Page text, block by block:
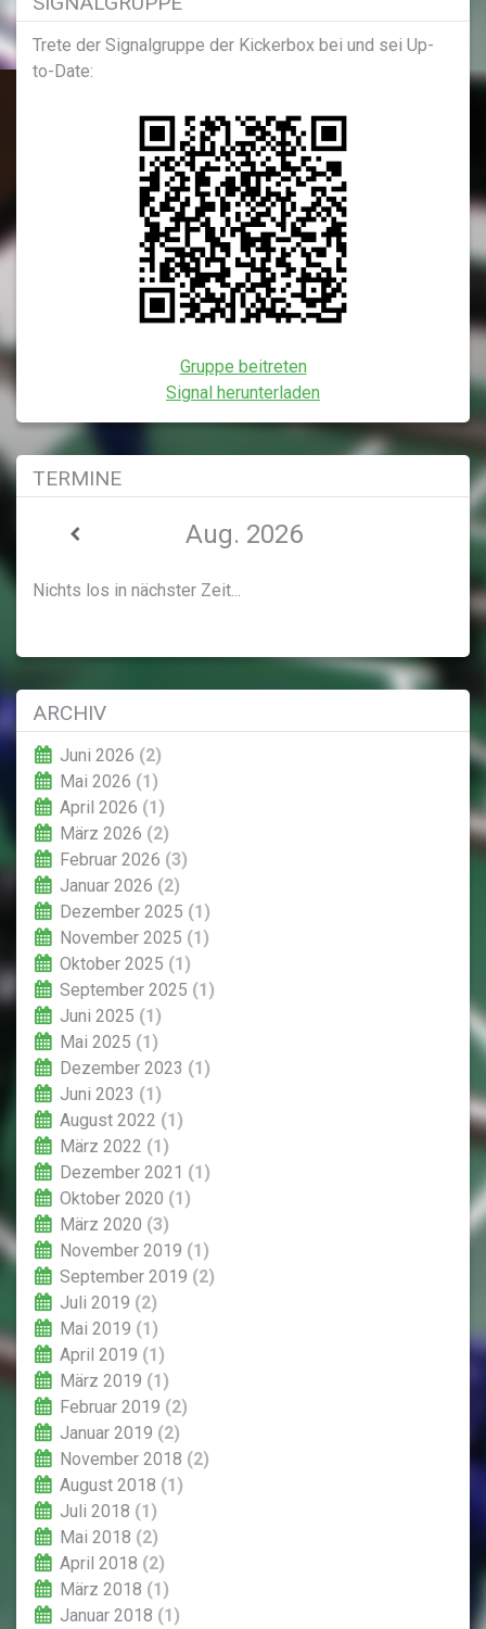
Trete der Signalgruppe der Kickerbox bei und sei Up-
to-Date:
Gruppe beitreten
Signal herunterladen
TERMINE
Aug. 2026
Nichts los in nächster Zeit...
ARCHIV
Juni 2026 (2)
Mai 2026 (1)
April 2026 (1)
März 2026 (2)
Februar 2026 (3)
Januar 2026 (2)
Dezember 2025 (1)
November 2025 (1)
Oktober 2025 (1)
September 2025 (1)
Juni 2025 (1)
Mai 2025 (1)
Dezember 2023 (1)
Juni 2023 (1)
August 2022 (1)
März 2022 (1)
Dezember 2021 (1)
Oktober 2020 (1)
März 2020 (3)
November 2019 (1)
September 2019 (2)
Juli 2019 (2)
Mai 2019 (1)
April 2019 (1)
März 2019 (1)
Februar 2019 (2)
Januar 2019 (2)
November 2018 (2)
August 2018 (1)
Juli 2018 (1)
Mai 2018 (2)
April 2018 (2)
März 2018 (1)
Januar 2018 (1)